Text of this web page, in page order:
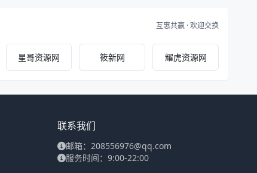
互惠共赢 · 欢迎交换
星哥资源网 筱新网 耀虎资源网
联系我们
邮箱：208556976@qq.com
服务时间：9:00-22:00